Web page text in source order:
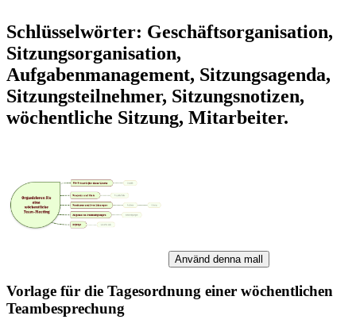
Schlüsselwörter: Geschäftsorganisation,
Sitzungsorganisation,
Aufgabenmanagement, Sitzungsagenda,
Sitzungsteilnehmer, Sitzungsnotizen,
wöchentliche Sitzung, Mitarbeiter.
Använd denna mall
Vorlage für die Tagesordnung einer wöchentlichen
Teambesprechung